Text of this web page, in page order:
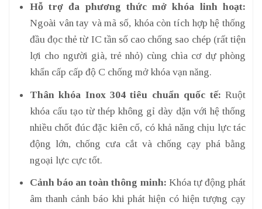
Hỗ trợ đa phương thức mở khóa linh hoạt:
Ngoài vân tay và mã số, khóa còn tích hợp hệ thống
đầu đọc thẻ từ IC tần số cao chống sao chép (rất tiện
lợi cho người già, trẻ nhỏ) cùng chìa cơ dự phòng
khẩn cấp cấp độ C chống mở khóa vạn năng.
Thân khóa Inox 304 tiêu chuẩn quốc tế: Ruột
khóa cấu tạo từ thép không gỉ dày dặn với hệ thống
nhiều chốt đúc đặc kiên cố, có khả năng chịu lực tác
động lớn, chống cưa cắt và chống cạy phá bằng
ngoại lực cực tốt.
Cảnh báo an toàn thông minh: Khóa tự động phát
âm thanh cảnh báo khi phát hiện có hiện tượng cạy